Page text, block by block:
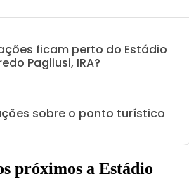
ficam perto do Estádio
Pagliusi, IRA?
sobre o ponto turístico
próximos a Estádio